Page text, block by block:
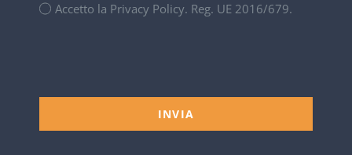
Accetto la Privacy Policy. Reg. UE 2016/679.
INVIA